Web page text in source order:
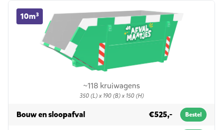
~118 kruiwagens
350 (L) x 190 (B) x 150 (H)
10m³
10m³ container huren
Bouw en sloopafvalin 10m³ €525,- Bestel